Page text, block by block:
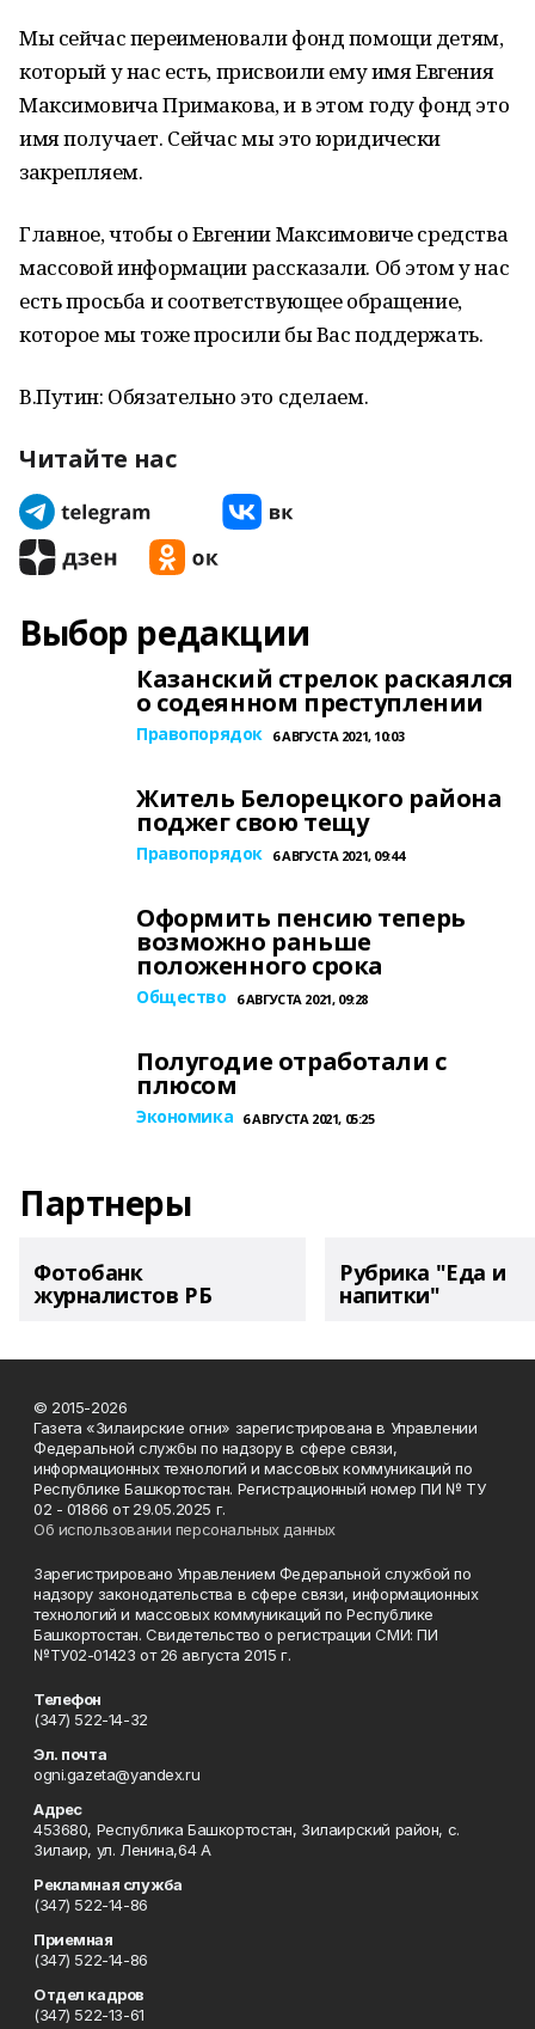
Мы сейчас переименовали фонд помощи детям,
который у нас есть, присвоили ему имя Евгения
Максимовича Примакова, и в этом году фонд это
имя получает. Сейчас мы это юридически
закрепляем.
Главное, чтобы о Евгении Максимовиче средства
массовой информации рассказали. Об этом у нас
есть просьба и соответствующее обращение,
которое мы тоже просили бы Вас поддержать.
В.Путин: Обязательно это сделаем.
Читайте нас
Выбор редакции
Казанский стрелок раскаялся
о содеянном преступлении
Правопорядок 6 АВГУСТА 2021, 10:03
Житель Белорецкого района
поджег свою тещу
Правопорядок 6 АВГУСТА 2021, 09:44
Оформить пенсию теперь
возможно раньше
положенного срока
Общество 6 АВГУСТА 2021, 09:28
Полугодие отработали с
плюсом
Экономика 6 АВГУСТА 2021, 05:25
Партнеры
Фотобанк
журналистов РБ
Рубрика "Еда и
напитки"
© 2015-2026
Газета «Зилаирские огни» зарегистрирована в Управлении
Федеральной службы по надзору в сфере связи,
информационных технологий и массовых коммуникаций по
Республике Башкортостан. Регистрационный номер ПИ № ТУ
02 - 01866 от 29.05.2025 г.
Об использовании персональных данных
Зарегистрировано Управлением Федеральной службой по
надзору законодательства в сфере связи, информационных
технологий и массовых коммуникаций по Республике
Башкортостан. Свидетельство о регистрации СМИ: ПИ
№ТУ02-01423 от 26 августа 2015 г.
Телефон
(347) 522-14-32
Эл. почта
ogni.gazeta@yandex.ru
Адрес
453680, Республика Башкортостан, Зилаирский район, с.
Зилаир, ул. Ленина,64 А
Рекламная служба
(347) 522-14-86
Приемная
(347) 522-14-86
Отдел кадров
(347) 522-13-61